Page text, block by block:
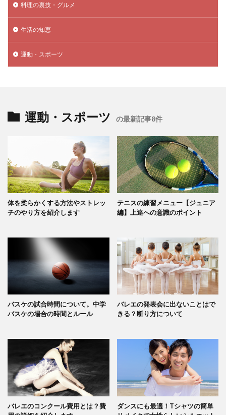
料理の裏技・グルメ
生活の知恵
運動・スポーツ
運動・スポーツ の最新記事8件
体を柔らかくする方法やストレッ
チのやり方を紹介します
テニスの練習メニュー【ジュニア
編】上達への意識のポイント
バスケの試合時間について。中学
バスケの場合の時間とルール
バレエの発表会に出ないことはで
きる？断り方について
バレエのコンクール費用とは？費
ダンスにも最適！Tシャツの簡単